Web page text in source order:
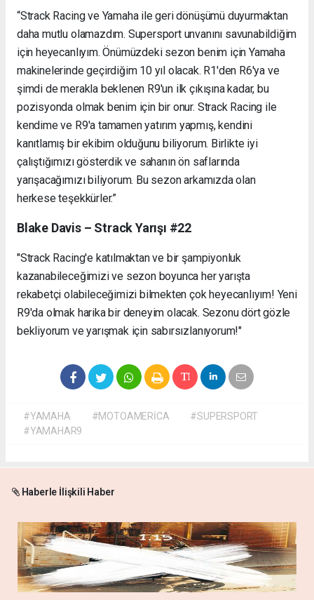
“Strack Racing ve Yamaha ile geri dönüşümü duyurmaktan
daha mutlu olamazdım. Supersport unvanını savunabildiğim
için heyecanlıyım. Önümüzdeki sezon benim için Yamaha
makinelerinde geçirdiğim 10 yıl olacak. R1'den R6'ya ve
şimdi de merakla beklenen R9'un ilk çıkışına kadar, bu
pozisyonda olmak benim için bir onur. Strack Racing ile
kendime ve R9'a tamamen yatırım yapmış, kendini
kanıtlamış bir ekibim olduğunu biliyorum. Birlikte iyi
çalıştığımızı gösterdik ve sahanın ön saflarında
yarışacağımızı biliyorum. Bu sezon arkamızda olan
herkese teşekkürler.”
Blake Davis – Strack Yarışı #22
"Strack Racing'e katılmaktan ve bir şampiyonluk
kazanabileceğimizi ve sezon boyunca her yarışta
rekabetçi olabileceğimizi bilmekten çok heyecanlıyım! Yeni
R9'da olmak harika bir deneyim olacak. Sezonu dört gözle
bekliyorum ve yarışmak için sabırsızlanıyorum!"
#YAMAHA #MOTOAMERİCA
#SUPERSPORT
#YAMAHAR9
Haberle İlişkili Haber